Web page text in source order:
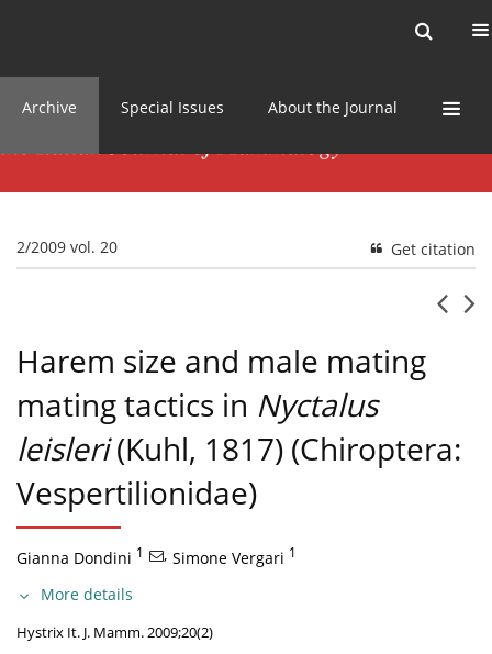
Archive Special Issues About the Journal
2/2009 vol. 20 Get citation
Harem size and male mating
mating tactics in Nyctalus
leisleri(Kuhl, 1817) (Chiroptera:
Vespertilionidae)
Gianna Dondini 1 , Simone Vergari 1
More details
Hystrix It. J. Mamm. 2009;20(2)